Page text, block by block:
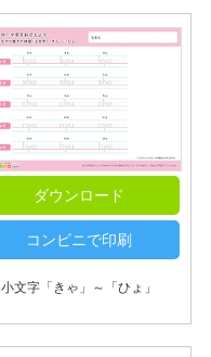
ダウンロード
コンビニで印刷
小文字「きゃ」～「ひょ」